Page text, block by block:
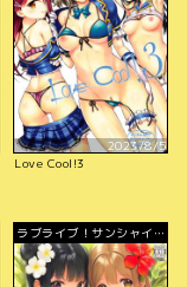
2023/8/5
Love Cool!3
ラブライブ！サンシャイ
ン!!